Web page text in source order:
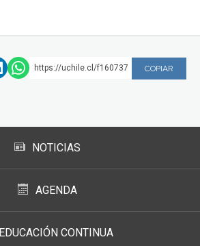
https://uchile.cl/f160737 COPIAR
NOTICIAS
AGENDA
EDUCACIÓN CONTINUA